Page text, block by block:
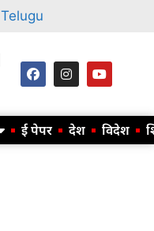
Telugu
ई पेपर देश विदेश